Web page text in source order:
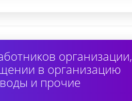
организации,
в организацию
и прочие